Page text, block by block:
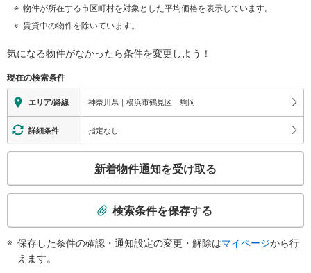
物件が所在する市区町村を対象とした平均価格を表示しています。
賃貸中の物件を除いています。
気になる物件がなかったら条件を変更しよう！
現在の検索条件
エリア/路線 神奈川県｜横浜市鶴見区｜駒岡
詳細条件 指定なし
検
新着物件通知を受け取る
検索条件を保存する
保存した条件の確認・通知設定の変更・解除はマイページから行
えます。